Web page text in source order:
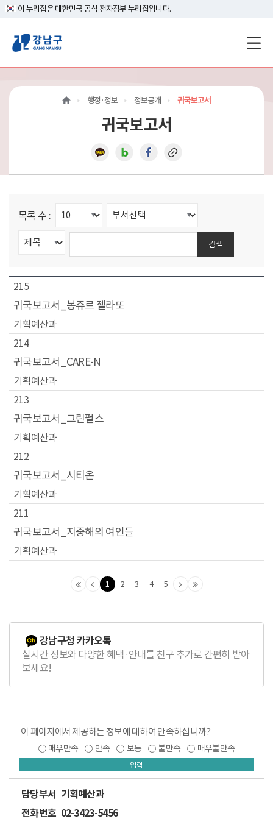
이 누리집은 대한민국 공식 전자정부 누리집입니다.
강
남
구
메
인
동
행정·정보 정보공개 귀국보고서
귀국보고서
목록 수 :
검색
215
귀국보고서_봉쥬르 젤라또
기획예산과
214
귀국보고서_CARE-N
기획예산과
213
귀국보고서_그린펄스
기획예산과
212
귀국보고서_시티온
기획예산과
211
귀국보고서_지중해의 여인들
기획예산과
맨
이
지
이
지
로
1 2 3 4 5
다
로
맨
이
로
강남구청 카카오톡
실시간 정보와 다양한 혜택·안내를 친구 추가로 간편히 받아
보세요!
이 페이지에서 제공하는 정보에 대하여 만족하십니까?
매우만족 만족 보통 불만족 매우불만족
입력
담당부서 기획예산과
전화번호 02-3423-5456